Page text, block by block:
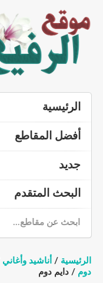
الرئيسية
أفضل المقاطع
جديد
البحث المتقدم
الرئيسية / أناشيد وأغاني
دوم / دايم دوم